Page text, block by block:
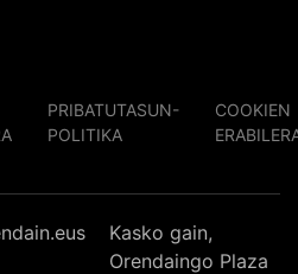
PRIBATUTASUN-
POLITIKA
COOKIEN
Kasko gain,
Orendaingo Plaza